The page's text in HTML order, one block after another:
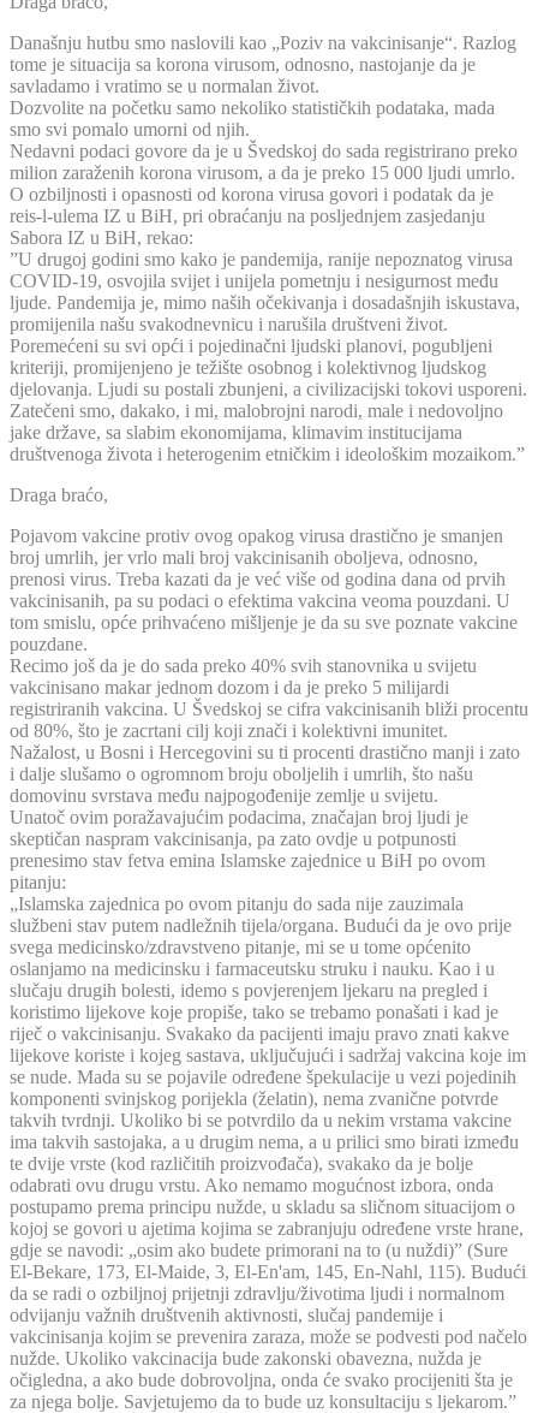
Današnju hutbu smo naslovili kao „Poziv na vakcinisanje“. Razlog
tome je situacija sa korona virusom, odnosno, nastojanje da je
savladamo i vratimo se u normalan život.
Dozvolite na početku samo nekoliko statističkih podataka, mada
smo svi pomalo umorni od njih.
Nedavni podaci govore da je u Švedskoj do sada registrirano preko
milion zaraženih korona virusom, a da je preko 15 000 ljudi umrlo.
O ozbiljnosti i opasnosti od korona virusa govori i podatak da je
reis-l-ulema IZ u BiH, pri obraćanju na posljednjem zasjedanju
Sabora IZ u BiH, rekao:
”U drugoj godini smo kako je pandemija, ranije nepoznatog virusa
COVID-19, osvojila svijet i unijela pometnju i nesigurnost među
ljude. Pandemija je, mimo naših očekivanja i dosadašnjih iskustava,
promijenila našu svakodnevnicu i narušila društveni život.
Poremećeni su svi opći i pojedinačni ljudski planovi, pogubljeni
kriteriji, promijenjeno je težište osobnog i kolektivnog ljudskog
djelovanja. Ljudi su postali zbunjeni, a civilizacijski tokovi usporeni.
Zatečeni smo, dakako, i mi, malobrojni narodi, male i nedovoljno
jake države, sa slabim ekonomijama, klimavim institucijama
društvenoga života i heterogenim etničkim i ideološkim mozaikom.”
Draga braćo,
Pojavom vakcine protiv ovog opakog virusa drastično je smanjen
broj umrlih, jer vrlo mali broj vakcinisanih oboljeva, odnosno,
prenosi virus. Treba kazati da je već više od godina dana od prvih
vakcinisanih, pa su podaci o efektima vakcina veoma pouzdani. U
tom smislu, opće prihvaćeno mišljenje je da su sve poznate vakcine
pouzdane.
Recimo još da je do sada preko 40% svih stanovnika u svijetu
vakcinisano makar jednom dozom i da je preko 5 milijardi
registriranih vakcina. U Švedskoj se cifra vakcinisanih bliži procentu
od 80%, što je zacrtani cilj koji znači i kolektivni imunitet.
Nažalost, u Bosni i Hercegovini su ti procenti drastično manji i zato
i dalje slušamo o ogromnom broju oboljelih i umrlih, što našu
domovinu svrstava među najpogođenije zemlje u svijetu.
Unatoč ovim poražavajućim podacima, značajan broj ljudi je
skeptičan naspram vakcinisanja, pa zato ovdje u potpunosti
prenesimo stav fetva emina Islamske zajednice u BiH po ovom
pitanju:
„Islamska zajednica po ovom pitanju do sada nije zauzimala
službeni stav putem nadležnih tijela/organa. Budući da je ovo prije
svega medicinsko/zdravstveno pitanje, mi se u tome općenito
oslanjamo na medicinsku i farmaceutsku struku i nauku. Kao i u
slučaju drugih bolesti, idemo s povjerenjem ljekaru na pregled i
koristimo lijekove koje propiše, tako se trebamo ponašati i kad je
riječ o vakcinisanju. Svakako da pacijenti imaju pravo znati kakve
lijekove koriste i kojeg sastava, uključujući i sadržaj vakcina koje im
se nude. Mada su se pojavile određene špekulacije u vezi pojedinih
komponenti svinjskog porijekla (želatin), nema zvanične potvrde
takvih tvrdnji. Ukoliko bi se potvrdilo da u nekim vrstama vakcine
ima takvih sastojaka, a u drugim nema, a u prilici smo birati između
te dvije vrste (kod različitih proizvođača), svakako da je bolje
odabrati ovu drugu vrstu. Ako nemamo mogućnost izbora, onda
postupamo prema principu nužde, u skladu sa sličnom situacijom o
kojoj se govori u ajetima kojima se zabranjuju određene vrste hrane,
gdje se navodi: „osim ako budete primorani na to (u nuždi)” (Sure
El-Bekare, 173, El-Maide, 3, El-En'am, 145, En-Nahl, 115). Budući
da se radi o ozbiljnoj prijetnji zdravlju/životima ljudi i normalnom
odvijanju važnih društvenih aktivnosti, slučaj pandemije i
vakcinisanja kojim se prevenira zaraza, može se podvesti pod načelo
nužde. Ukoliko vakcinacija bude zakonski obavezna, nužda je
očigledna, a ako bude dobrovoljna, onda će svako procijeniti šta je
za njega bolje. Savjetujemo da to bude uz konsultaciju s ljekarom.”